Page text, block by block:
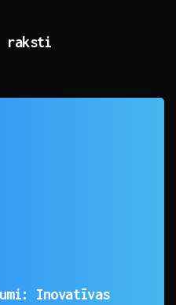
raksti
Inovatīvas